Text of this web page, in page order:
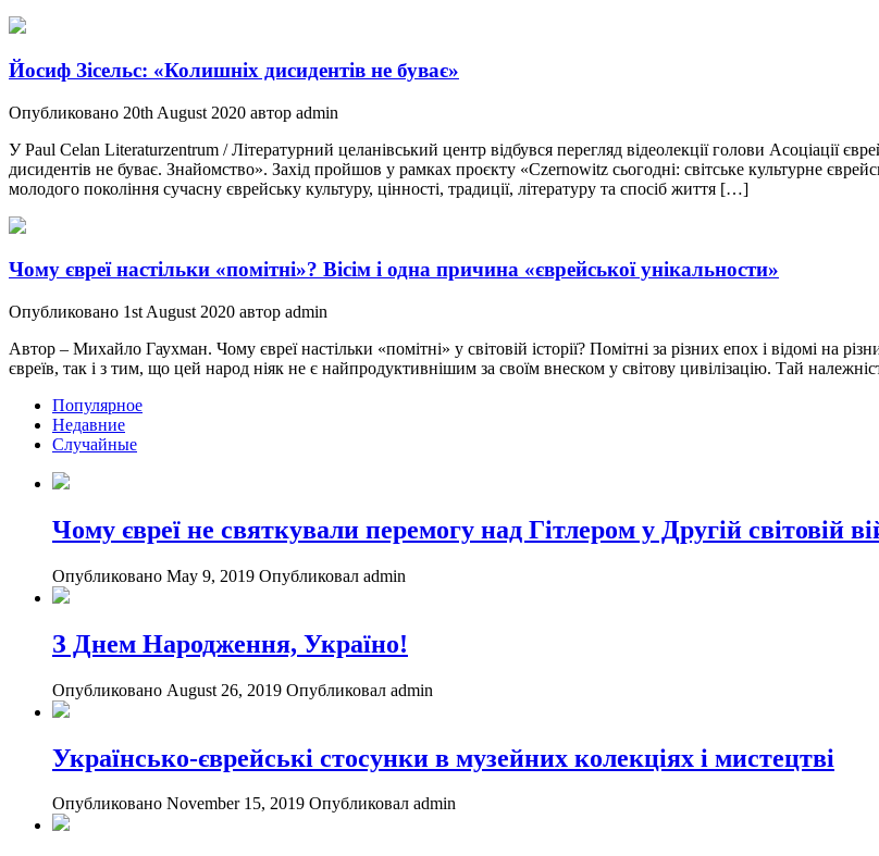
Йосиф Зісельс: «Колишніх дисидентів не буває»
Опубликовано 20th August 2020 автор admin
У Paul Celan Literaturzentrum / Літературний целанівський центр відбувся перегляд відеолекції голови Асоціації
дисидентів не буває. Знайомство». Захід пройшов у рамках проєкту «Czernowitz сьогодні: світське культурне
молодого покоління сучасну єврейську культуру, цінності, традиції, літературу та спосіб життя […]
Чому євреї настільки «помітні»? Вісім і одна причина «єврейської унікальности»
Опубликовано 1st August 2020 автор admin
Автор – Михайло Гаухман. Чому євреї настільки «помітні» у світовій історії? Помітні за різних епох і відомі на
євреїв, так і з тим, що цей народ ніяк не є найпродуктивнішим за своїм внеском у світову цивілізацію. Тай
Популярное
Недавние
Случайные
Чому євреї не святкували перемогу над Гітлером у Другій світовій
Опубликовано May 9, 2019 Опубликовал admin
З Днем Народження, Україно!
Опубликовано August 26, 2019 Опубликовал admin
Українсько-єврейські стосунки в музейних колекціях і мистецтві
Опубликовано November 15, 2019 Опубликовал admin